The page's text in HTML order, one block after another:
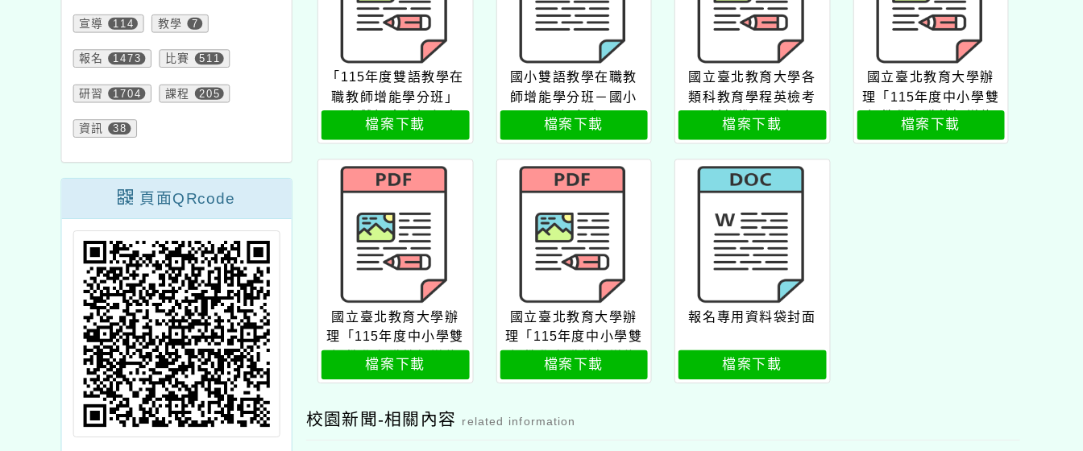
宣導 114 教學 7
報名 1473 比賽 511
研習 1704 課程 205
資訊 38
頁面QRcode
「115年度雙語教學在
職教師增能學分班」
國小雙語專班課程表
（第一階段）
檔案下載
國小雙語教學在職教
師增能學分班－國小
班報名表
檔案下載
國立臺北教育大學各
類科教育學程英檢考
試標準參照表
檔案下載
國立臺北教育大學辦
理「115年度中小學雙
語教學在職教師增能
學分班」公文北教大
檔案下載
國立臺北教育大學辦
理「115年度中小學雙
語教學在職教師增能
學分班」公文
檔案下載
國立臺北教育大學辦
理「115年度中小學雙
語教學在職教師增能
學分班」實施計畫
檔案下載
報名專用資料袋封面
檔案下載
校園新聞-相關內容 related information